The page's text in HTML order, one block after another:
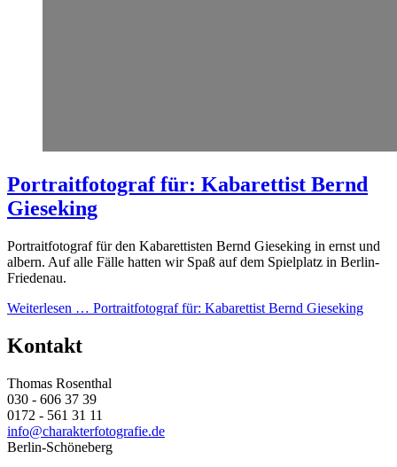
Portraitfotograf für: Kabarettist Bernd
Gieseking
Portraitfotograf für den Kabarettisten Bernd Gieseking in ernst und
albern. Auf alle Fälle hatten wir Spaß auf dem Spielplatz in Berlin-
Friedenau.
Weiterlesen … Portraitfotograf für: Kabarettist Bernd Gieseking
Kontakt
Thomas Rosenthal
030 - 606 37 39
0172 - 561 31 11
info@charakterfotografie.de
Berlin-Schöneberg